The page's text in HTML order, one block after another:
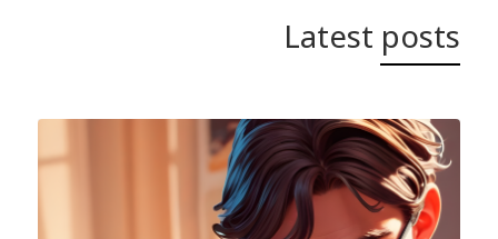
Latest posts